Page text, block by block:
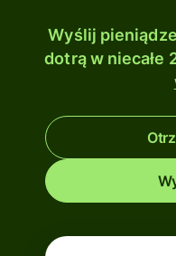
Wyślij
dotrą w niecałe